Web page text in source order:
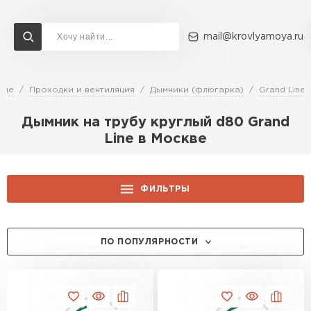
mail@krovlyamoya.ru
Проходки и вентиляция Дымники (флюгарка) Grand Line
Дымник на трубу круглый d80 Grand
Line в Москве
ФИЛЬТРЫ
ПО ПОПУЛЯРНОСТИ
Сервисы расчета
Расчет штакетника для забора
Расчет водостока
Расчет фальцевой кровли
Расчет кровли из профнастила
Доставка Контакты
Металлочерепица